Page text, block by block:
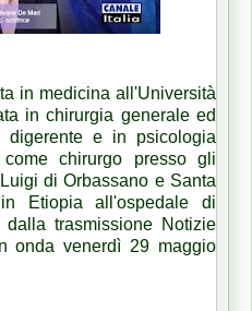
in medicina all'Università
in chirurgia generale ed
digerente e in psicologia
chirurgo presso gli
di Orbassano e Santa
Etiopia all'ospedale di
dalla trasmissione Notizie
onda venerdì 29 maggio